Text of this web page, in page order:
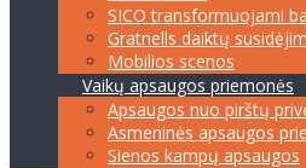
SICO transformuojami
Gratnells daiktų
Mobilios scenos
Vaikų apsaugos priemonės
Apsaugos nuo pirštų
Asmeninės apsaugos
Sienos kampų apsaugos